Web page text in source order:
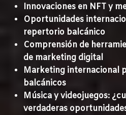
Innovaciones en NFT y
Oportunidades
repertorio balcánico
Comprensión de
de marketing digital
Marketing internacional
balcánicos
Música y videojuegos:
verdaderas